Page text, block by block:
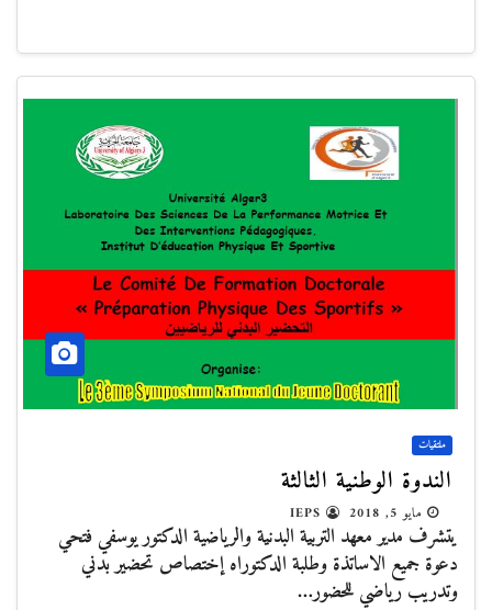
ملتقيات
الندوة الوطنية الثالثة
مايو 5, 2018
يتشرف مدير معهد التربية البدنية والرياضية الدكتور يوسفي فتحي
دعوة جميع الاساتذة وطلبة الدكتوراه إختصاص تحضير بدني
وتدريب رياضي للحضور…